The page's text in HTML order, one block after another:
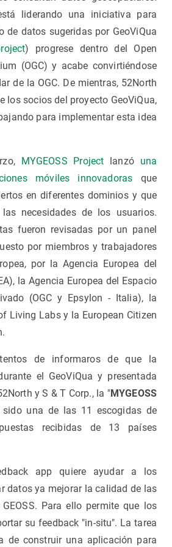
liderando una iniciativa para
de datos sugeridas por GeoViQua
) progrese dentro del Open
(OGC) y acabe convirtiéndose
de la OGC. De mientras, 52North
los socios del proyecto GeoViQua,
para implementar esta idea
MYGEOSS Project lanzó una
móviles innovadoras que
en diferentes dominios y que
necesidades de los usuarios.
fueron revisadas por un panel
por miembros y trabajadores
por la Agencia Europea del
la Agencia Europea del Espacio
(OGC y Epsylon - Italia), la
Living Labs y la European Citizen
de informaros de que la
el GeoViQua y presentada
y S & T Corp., la "MYGEOSS
una de las 11 escogidas de
recibidas de 13 países
app quiere ayudar a los
datos ya mejorar la calidad de las
Para ello permite que los
su feedback "in-situ". La tarea
de construir una aplicación para